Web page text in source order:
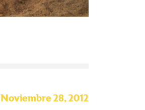
Noviembre 28, 2012